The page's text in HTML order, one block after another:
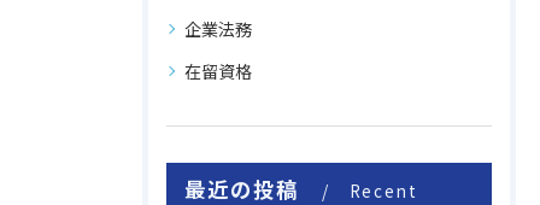
企業法務
在留資格
最近の投稿
Recent